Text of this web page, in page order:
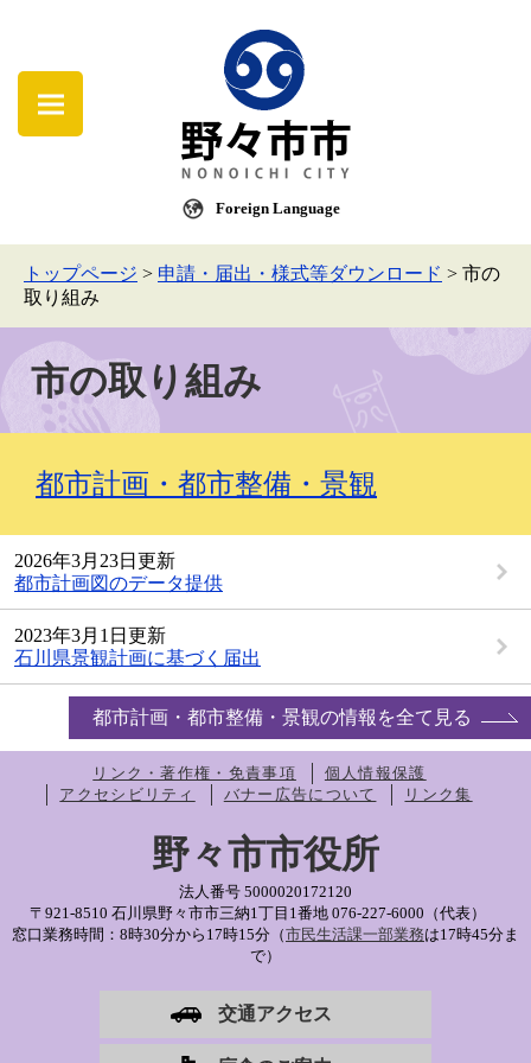
Foreign Language
トップページ > 申請・届出・様式等ダウンロード > 市の
取り組み
市の取り組み
都市計画・都市整備・景観
2026年3月23日更新
都市計画図のデータ提供
2023年3月1日更新
石川県景観計画に基づく届出
都市計画・都市整備・景観の情報を全て見る
リンク・著作権・免責事項
個人情報保護
アクセシビリティ
バナー広告について リンク集
野々市市役所
法人番号 5000020172120
〒921-8510 石川県野々市市三納1丁目1番地 076-227-6000（代表）
窓口業務時間：8時30分から17時15分（市民生活課一部業務は17時45分ま
で）
交通アクセス